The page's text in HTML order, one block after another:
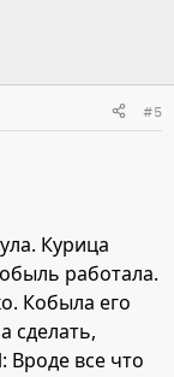
#5
Курица
работала.
Кобыла его
сделать,
Вроде все что